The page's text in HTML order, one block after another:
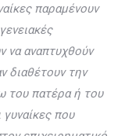
παραμένουν
να αναπτυχθούν
διαθέτουν την
του πατέρα ή του
που